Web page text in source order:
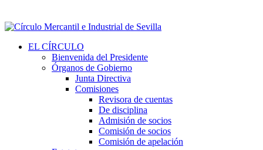
EL CÍRCULO
Bienvenida del Presidente
Órganos de Gobierno
Junta Directiva
Comisiones
Revisora de cuentas
De disciplina
Admisión de socios
Comisión de socios
Comisión de apelación